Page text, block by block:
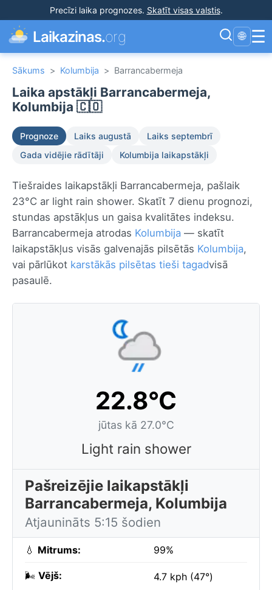
Precīzi laika prognozes. Skatīt visas valstis.
Laikazinas.org 🌐 ☰
Sākums > Kolumbija > Barrancabermeja
Laika apstākļi Barrancabermeja,
Kolumbija 🇨🇴
Prognoze Laiks augustā
Laiks septembrī
Gada vidējie rādītāji
Kolumbija laikapstākļi
Tiešraides laikapstākļi Barrancabermeja, pašlaik
23°C ar light rain shower. Skatīt 7 dienu prognozi,
stundas apstākļus un gaisa kvalitātes indeksu.
Barrancabermeja atrodas Kolumbija — skatīt
laikapstākļus visās galvenajās pilsētās Kolumbija,
vai pārlūkot karstākās pilsētas tieši tagadvisā
pasaulē.
22.8°C
jūtas kā 27.0°C
Light rain shower
Pašreizējie laikapstākļi
Barrancabermeja, Kolumbija
Atjaunināts 5:15 šodien
💧 Mitrums: 99%
🌬️ Vējš: 4.7 kph (47°)